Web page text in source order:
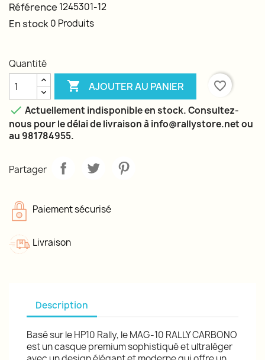
Référence 1245301-12
En stock0 Produits
Quantité
 AJOUTER AU PANIER
favorite_border
 Actuellement indisponible en stock. Consultez-
nous pour le délai de livraison à info@rallystore.net ou
au 981784955.
Partager
Paiement sécurisé
Livraison
Description
Basé sur le HP10 Rally, le MAG-10 RALLY CARBONO
est un casque premium sophistiqué et ultraléger